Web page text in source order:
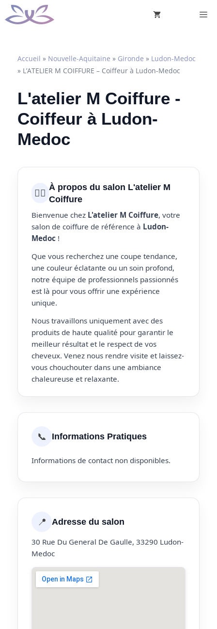
Aller
au
Accueil » Nouvelle-Aquitaine » Gironde » Ludon-Medoc
» L’ATELIER M COIFFURE – Coiffeur à Ludon-Medoc
L'atelier M Coiffure -
Coiffeur à Ludon-
Medoc
💇‍♀️ À propos du salon L'atelier M
Coiffure
Bienvenue chez L'atelier M Coiffure, votre
salon de coiffure de référence à Ludon-
Medoc !
Que vous recherchez une coupe tendance,
une couleur éclatante ou un soin profond,
notre équipe de professionnels passionnés
est là pour vous offrir une expérience
unique.
Nous travaillons uniquement avec des
produits de haute qualité pour garantir le
meilleur résultat et le respect de vos
cheveux. Venez nous rendre visite et laissez-
vous chouchouter dans une ambiance
chaleureuse et relaxante.
📞 Informations Pratiques
Informations de contact non disponibles.
📍 Adresse du salon
30 Rue Du General De Gaulle, 33290 Ludon-
Medoc